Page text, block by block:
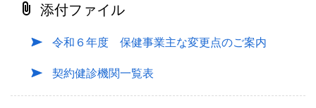
添付ファイル
令和６年度 保健事業主な変更点のご案内
契約健診機関一覧表